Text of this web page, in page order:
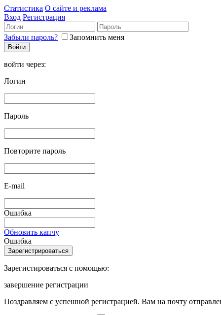
Статистика О сайте и реклама
Вход Регистрация
Забыли пароль? Запомнить меня
войти через:
Логин
Пароль
Повторите пароль
E-mail
Ошибка
Обновить капчу
Ошибка
Зарегистироваться с помощью:
завершение регистрации
Поздравляем с успешной регистрацией. Вам на почту